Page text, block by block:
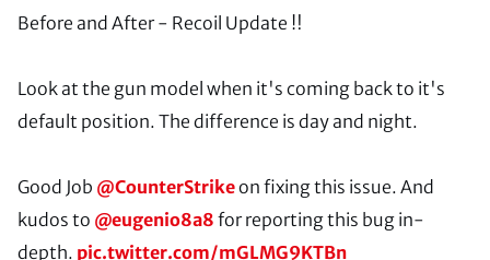
Before and After - Recoil Update ‼️
Look at the gun model when it's coming back to it's
default position. The difference is day and night.
Good Job @CounterStrikeon fixing this issue. And
kudos to @eugenio8a8 for reporting this bug in-
depth. pic.twitter.com/mGLMG9KTBn